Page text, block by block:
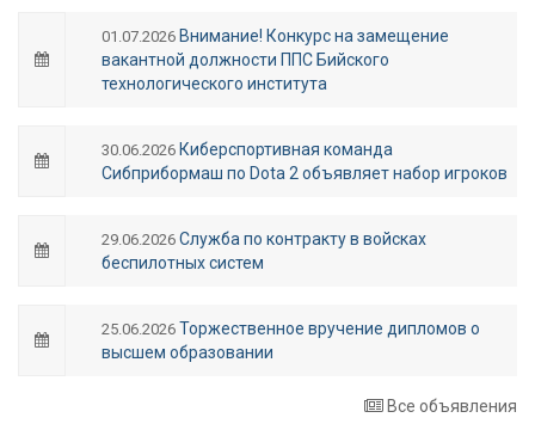
01.07.2026 Внимание! Конкурс на замещение
вакантной должности ППС Бийского
технологического института
30.06.2026 Киберспортивная команда
Сибприбормаш по Dota 2 объявляет набор игроков
29.06.2026 Служба по контракту в войсках
беспилотных систем
25.06.2026 Торжественное вручение дипломов о
высшем образовании
Все объявления